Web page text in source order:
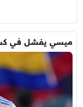
ميسي يفشل في